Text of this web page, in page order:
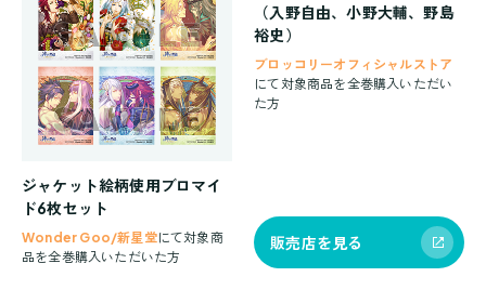
ジャケット絵柄使用ブロマイ
ド6枚セット
Wonder Goo/新星堂にて対象商
品を全巻購入いただいた方
（入野自由、小野大輔、野島
裕史）
ブロッコリーオフィシャルストア
にて対象商品を全巻購入いただい
た方
販売店を見る